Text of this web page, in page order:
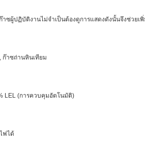
ซผู้ปฏิบัติงานไม่จำเป็นต้องดูการแสดงดังนั้นจึงช่วยเ
ก๊าซถ่านหินเทียม
LEL (การควบคุมอัตโนมัติ)
ฟได้